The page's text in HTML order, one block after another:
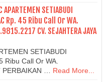
APARTEMEN SETIABUDI
Rp. 45 Ribu Call Or WA.
CV. SEJAHTERA JAYA
SETIABUDI
Ribu Call Or WA.
…
Read More...